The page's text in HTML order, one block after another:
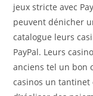
jeux stricte avec
peuvent dénicher
catalogue leurs
PayPal. Leurs
anciens tel un bon
casinos un